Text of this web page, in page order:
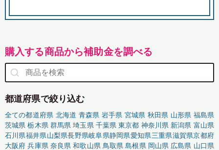
購入する商品から補助金を調べる
都道府県で絞り込む
全ての都道府県 北海道 青森県 岩手県 宮城県 秋田県 山形県 福島県
茨城県 栃木県 群馬県 埼玉県 千葉県 東京都 神奈川県 新潟県 富山県
石川県福井県山梨県長野県岐阜県静岡県愛知県三重県滋賀県京都府
大阪府 兵庫県 奈良県 和歌山県 鳥取県 島根県 岡山県 広島県 山口県